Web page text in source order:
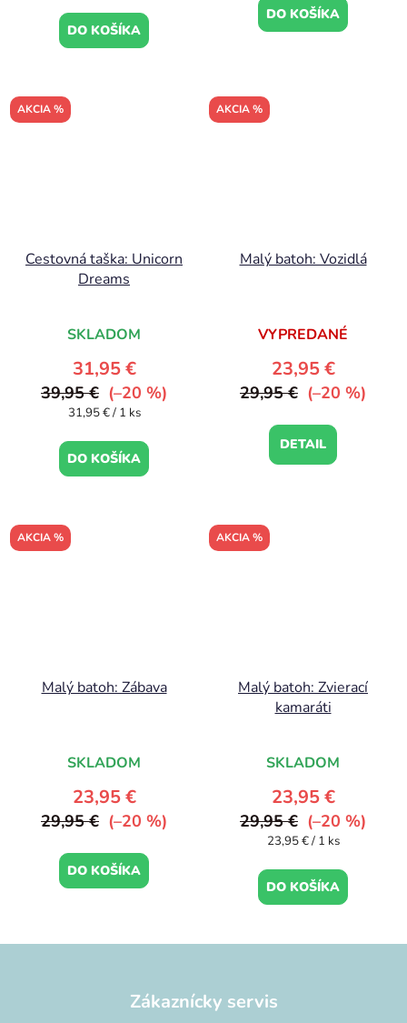
DO KOŠÍKA
DO KOŠÍKA
AKCIA %
Cestovná taška: Unicorn
Dreams
SKLADOM
31,95 €
39,95 € (–20 %)
Jednotková
31,95 € / 1 ks
DO KOŠÍKA
AKCIA %
Malý batoh: Vozidlá
hodnotenie
produktu
je
z
5
VYPREDANÉ
23,95 €
29,95 € (–20 %)
DETAIL
AKCIA %
Malý batoh: Zábava
SKLADOM
23,95 €
29,95 € (–20 %)
DO KOŠÍKA
AKCIA %
Malý batoh: Zvierací
kamaráti
SKLADOM
23,95 €
29,95 € (–20 %)
Jednotková
23,95 € / 1 ks
DO KOŠÍKA
Zákaznícky servis